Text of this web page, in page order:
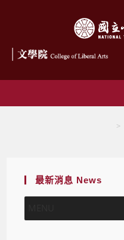
>
最新消息 News